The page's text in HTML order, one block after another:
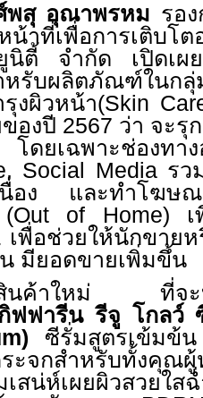
พสุ อุณาพรหม รอ
น้าที่เพื่อการเติบโ
นิตี้ จำกัด เปิดเผ
ำหรับผลิตภัณฑ์
งผิวหน้า(Skin
องปี 2567 ว่า จะ
โดยเฉพาะช่อ
Social Media รว
นื่อง และทำโฆษณ
of Home) เ
อช่วยให้นักขายห
มียอดขายเพิ่มขึ้น
นค้าใหม่ ที่จะบุ
ฟฟารีน รีจู โกลว์
ซีรั่มสูตรเข้มข้
ระจกสำหรับทั้งคุณ
เสน่ห์เผยผิวสวยใ